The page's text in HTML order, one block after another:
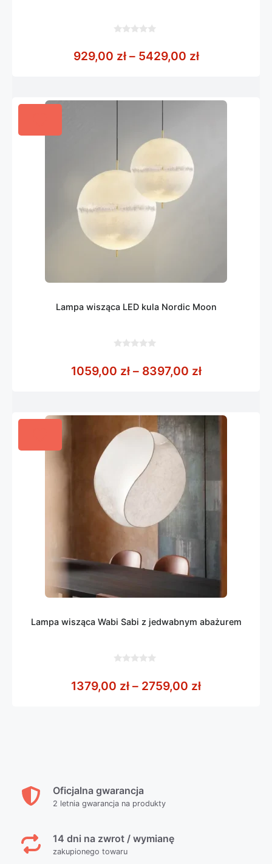
5
929,00 zł – 5429,00 złZakres cen:
Lampa wisząca LED kula Nordic Moon
5
1059,00 zł – 8397,00 złZakres cen:
Lampa wisząca Wabi Sabi z jedwabnym abażurem
5
1379,00 zł – 2759,00 złZakres cen:
Oficjalna gwarancja
2 letnia gwarancja na produkty
14 dni na zwrot / wymianę
zakupionego towaru